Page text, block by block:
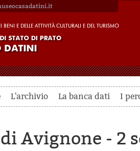
L'archivio La banca dati I
Avignone - 2